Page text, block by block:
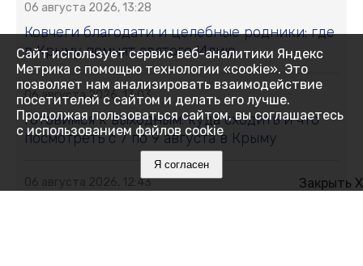
06 августа 2026, 13:28
Ковчеги благодати и целебные родники: где
в Крыму помнят святого Илию
06 августа 2026, 13:03
Готовимся к выходным: куда сходить и что
посмотреть с 7 по 9 августа в Крыму
06 августа 2026, 12:43 Закрыть X
Сайт использует сервис веб-аналитики Яндекс
Метрика с помощью технологии «cookie». Это
позволяет нам анализировать взаимодействие
посетителей с сайтом и делать его лучше.
Продолжая пользоваться сайтом, вы соглашаетесь
с использованием файлов cookie
Я согласен